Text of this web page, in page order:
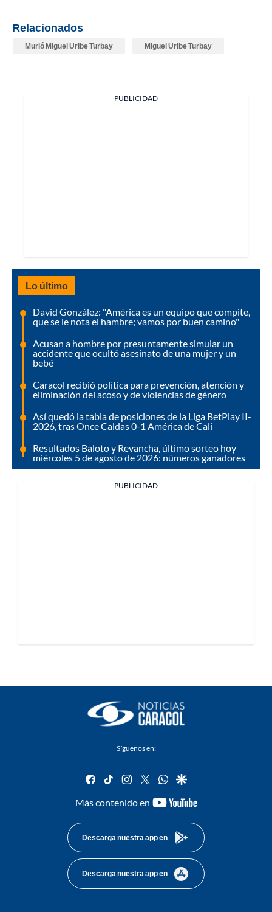
Relacionados
Murió Miguel Uribe Turbay Miguel Uribe Turbay
PUBLICIDAD
Lo último
David González: "América es un equipo que compite,
que se le nota el hambre; vamos por buen camino"
Acusan a hombre por presuntamente simular un
accidente que ocultó asesinato de una mujer y un
bebé
Caracol recibió política para prevención, atención y
eliminación del acoso y de violencias de género
Así quedó la tabla de posiciones de la Liga BetPlay II-
2026, tras Once Caldas 0-1 América de Cali
Resultados Baloto y Revancha, último sorteo hoy
miércoles 5 de agosto de 2026: números ganadores
PUBLICIDAD
Síguenos en:
facebook
tiktok instagram
twitterwhatsapp
google
Más contenido en
youtube-
Descarga nuestra app en
Descarga nuestra app en